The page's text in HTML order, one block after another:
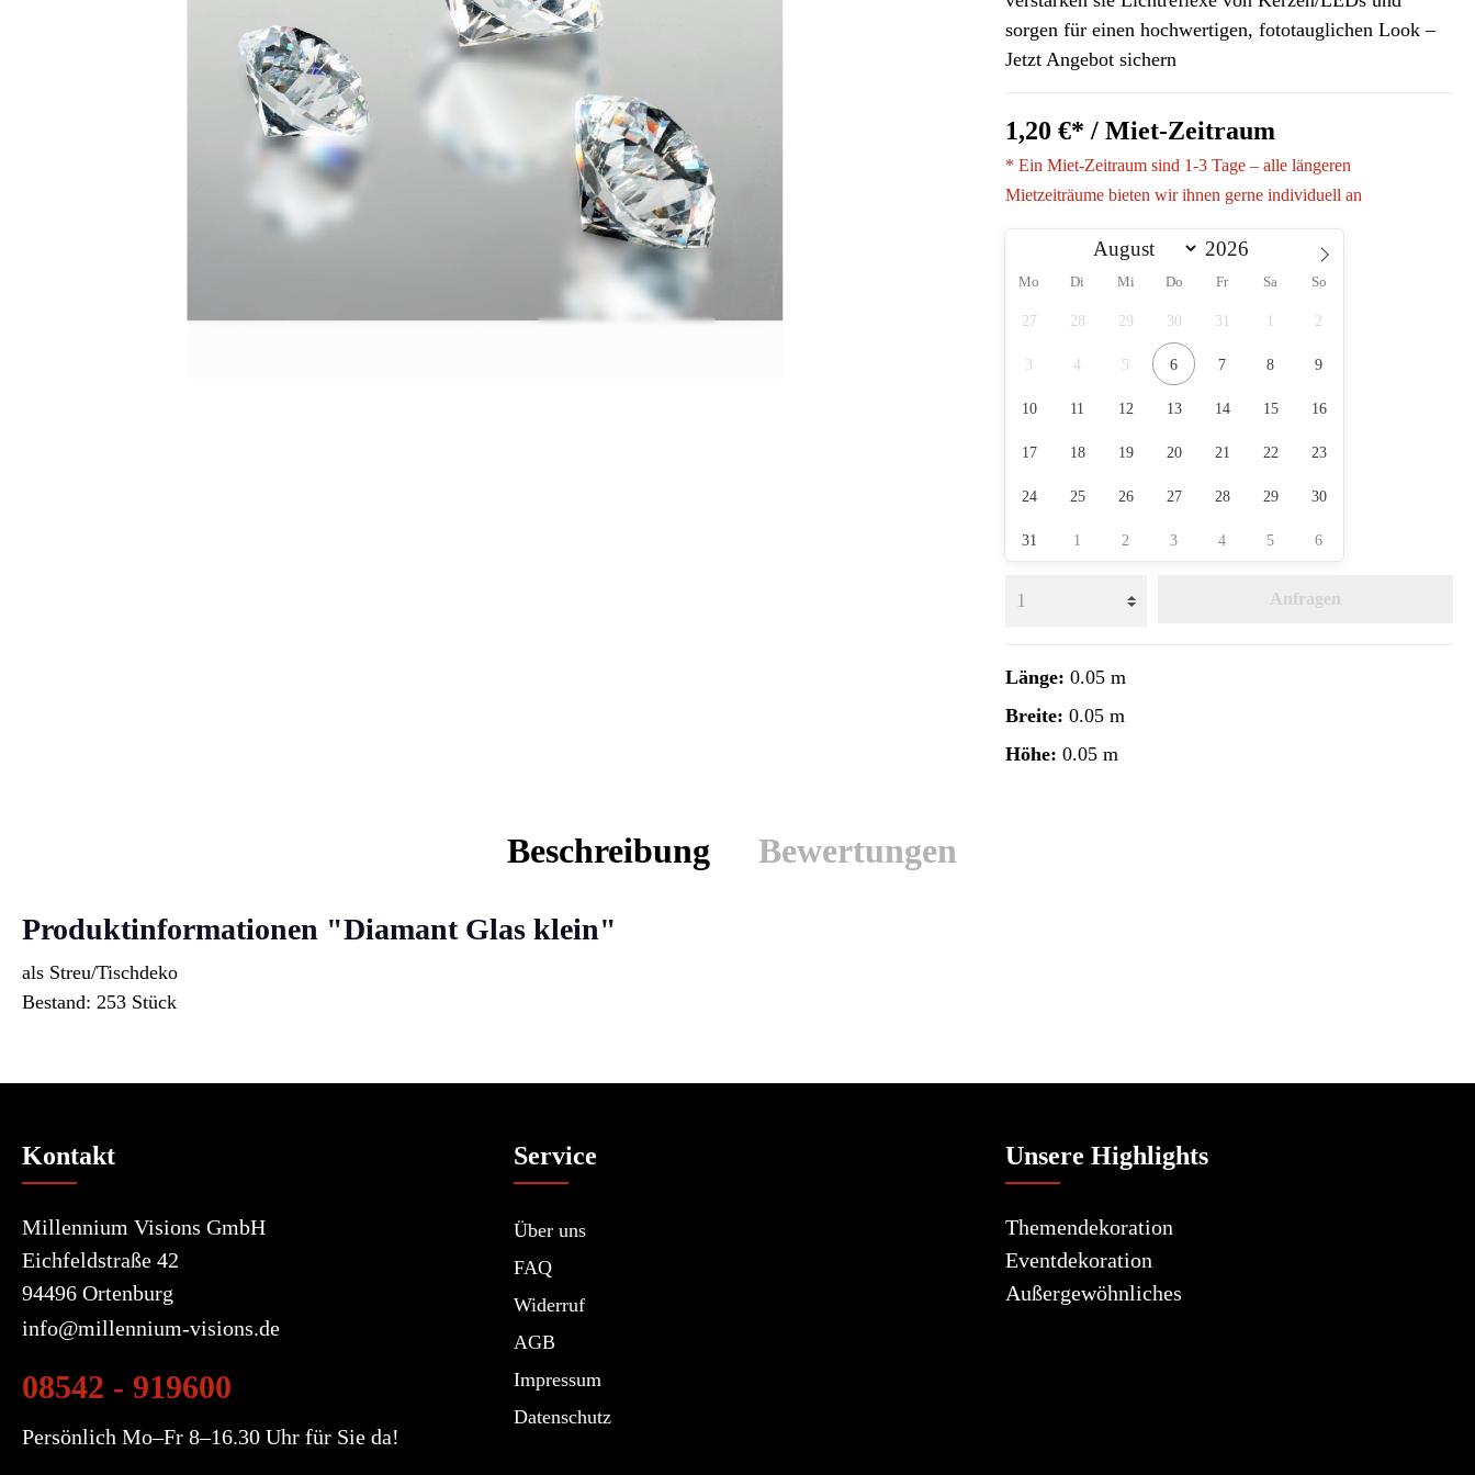
sorgen für einen hochwertigen, fototauglichen Look –
Jetzt Angebot sichern
1,20 €* / Miet-Zeitraum
* Ein Miet-Zeitraum sind 1-3 Tage – alle längeren
Mietzeiträume bieten wir ihnen gerne individuell an
Mo Di Mi Do Fr Sa So
27 28 29 30 31 2
3 4 5 6 7 8 9
10 11 12 13 14 15 16
17 18 19 20 21 22 23
24 25 26 27 28 29 30
31 1 2 3 4 5 6
Anfragen
Länge: 0.05 m
Breite: 0.05 m
Höhe: 0.05 m
Beschreibung Bewertungen
Produktinformationen "Diamant Glas klein"
als Streu/Tischdeko
Bestand: 253 Stück
Unsere Highlights
Themendekoration
Eventdekoration
Außergewöhnliches
Kontakt
Millennium Visions GmbH
Eichfeldstraße 42
94496 Ortenburg
info@millennium-visions.de
08542 - 919600
Persönlich Mo–Fr 8–16.30 Uhr für Sie da!
Service
Über uns
FAQ
Widerruf
AGB
Impressum
Datenschutz